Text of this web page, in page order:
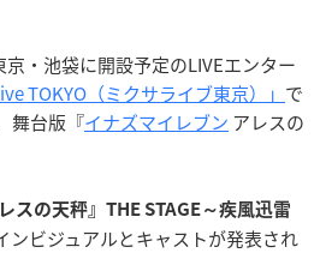
・池袋に開設予定のLIVEエンター
TOKYO（ミクサライブ東京）」 で
舞台版『イナズマイレブン アレスの
スの天秤』THE STAGE～疾風迅雷
ンビジュアルとキャストが発表され